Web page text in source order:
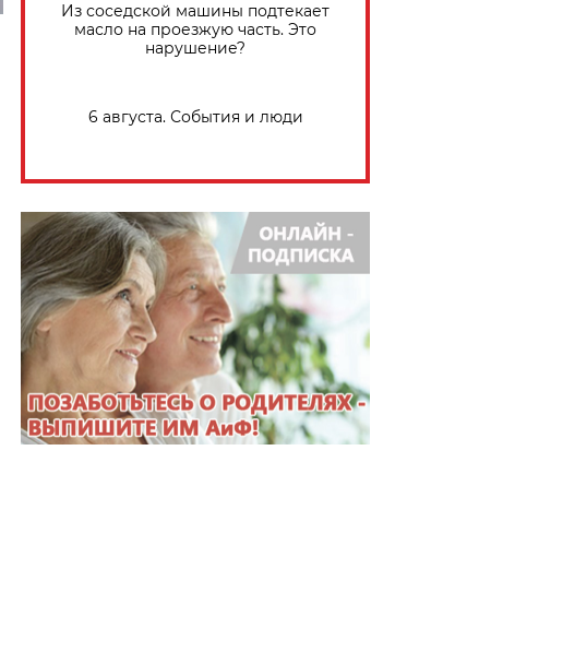
Из соседской машины подтекает
масло на проезжую часть. Это
нарушение?
6 августа. События и люди